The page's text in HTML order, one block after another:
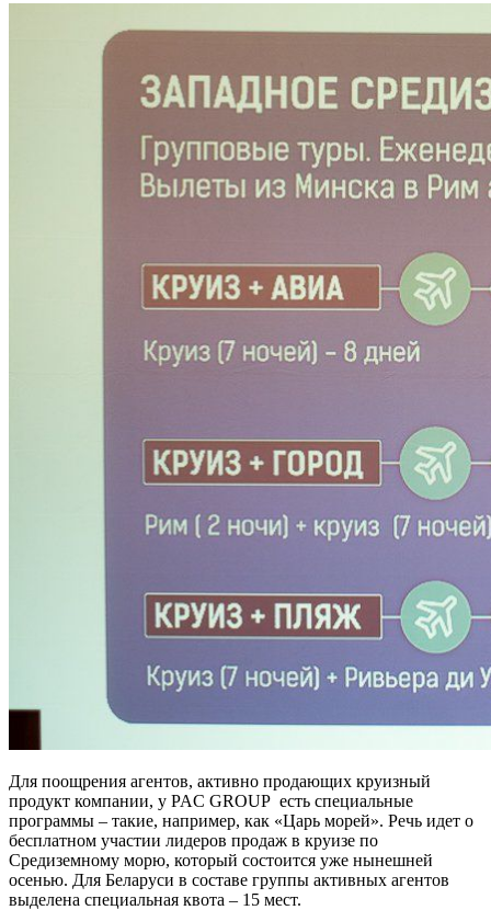
Для поощрения агентов, активно продающих круизный
продукт компании, у PAC GROUP есть специальные
программы – такие, например, как «Царь морей». Речь идет о
бесплатном участии лидеров продаж в круизе по
Средиземному морю, который состоится уже нынешней
осенью. Для Беларуси в составе группы активных агентов
выделена специальная квота – 15 мест.